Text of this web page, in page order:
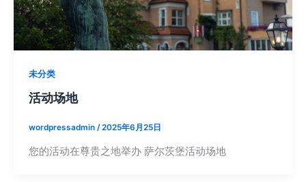
未分类
活动场地
wordpressadmin /2025年6月25日
您的活动在尊贵之地举办 萨尔茨堡活动场地